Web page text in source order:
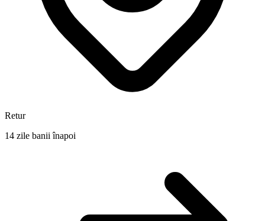
Retur
14 zile banii înapoi